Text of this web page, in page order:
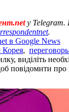
у Telegram.
.
в Google News
Корея,
виділіть
повідомити про